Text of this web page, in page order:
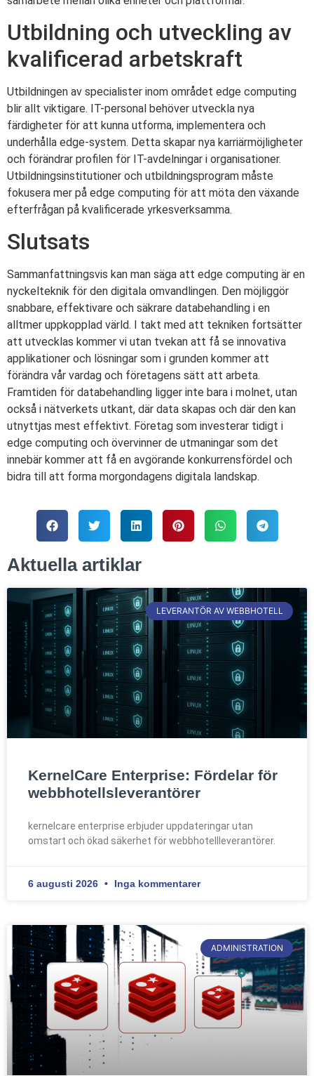
Utbildning och utveckling av
kvalificerad arbetskraft
Utbildningen av specialister inom området edge computing
blir allt viktigare. IT-personal behöver utveckla nya
färdigheter för att kunna utforma, implementera och
underhålla edge-system. Detta skapar nya karriärmöjligheter
och förändrar profilen för IT-avdelningar i organisationer.
Utbildningsinstitutioner och utbildningsprogram måste
fokusera mer på edge computing för att möta den växande
efterfrågan på kvalificerade yrkesverksamma.
Slutsats
Sammanfattningsvis kan man säga att edge computing är en
nyckelteknik för den digitala omvandlingen. Den möjliggör
snabbare, effektivare och säkrare databehandling i en
alltmer uppkopplad värld. I takt med att tekniken fortsätter
att utvecklas kommer vi utan tvekan att få se innovativa
applikationer och lösningar som i grunden kommer att
förändra vår vardag och företagens sätt att arbeta.
Framtiden för databehandling ligger inte bara i molnet, utan
också i nätverkets utkant, där data skapas och där den kan
utnyttjas mest effektivt. Företag som investerar tidigt i
edge computing och övervinner de utmaningar som det
innebär kommer att få en avgörande konkurrensfördel och
bidra till att forma morgondagens digitala landskap.
Aktuella artiklar
LEVERANTÖR AV WEBBHOTELL
KernelCare Enterprise: Fördelar för
webbhotellsleverantörer
kernelcare enterprise erbjuder uppdateringar utan
omstart och ökad säkerhet för webbhotellleverantörer.
6 augusti 2026 Inga kommentarer
ADMINISTRATION